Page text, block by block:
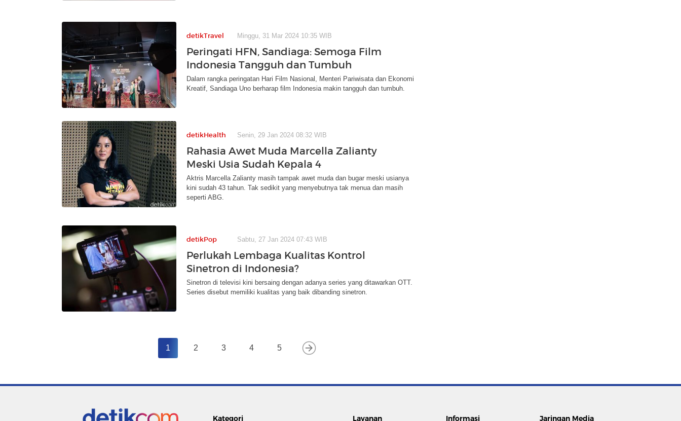
detikTravel Minggu, 31 Mar 2024 10:35 WIB
Peringati HFN, Sandiaga: Semoga Film
Indonesia Tangguh dan Tumbuh
Dalam rangka peringatan Hari Film Nasional, Menteri Pariwisata dan Ekonomi
Kreatif, Sandiaga Uno berharap film Indonesia makin tangguh dan tumbuh.
detikHealth Senin, 29 Jan 2024 08:32 WIB
Rahasia Awet Muda Marcella Zalianty
Meski Usia Sudah Kepala 4
Aktris Marcella Zalianty masih tampak awet muda dan bugar meski usianya
kini sudah 43 tahun. Tak sedikit yang menyebutnya tak menua dan masih
seperti ABG.
detikPop Sabtu, 27 Jan 2024 07:43 WIB
Perlukah Lembaga Kualitas Kontrol
Sinetron di Indonesia?
Sinetron di televisi kini bersaing dengan adanya series yang ditawarkan OTT.
Series disebut memiliki kualitas yang baik dibanding sinetron.
1 2 3 4 5
Kategori Layanan Informasi Jaringan Media